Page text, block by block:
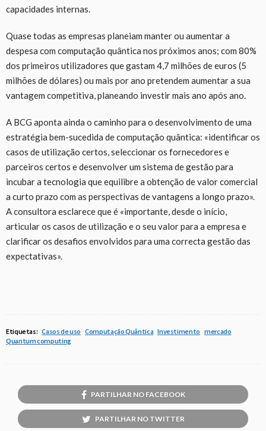
capacidades internas.
Quase todas as empresas planeiam manter ou aumentar a
despesa com computação quântica nos próximos anos; com 80%
dos primeiros utilizadores que gastam 4,7 milhões de euros (5
milhões de dólares) ou mais por ano pretendem aumentar a sua
vantagem competitiva, planeando investir mais ano após ano.
A BCG aponta ainda o caminho para o desenvolvimento de uma
estratégia bem-sucedida de computação quântica: «identificar os
casos de utilização certos, seleccionar os fornecedores e
parceiros certos e desenvolver um sistema de gestão para
incubar a tecnologia que equilibre a obtenção de valor comercial
a curto prazo com as perspectivas de vantagens a longo prazo».
A consultora esclarece que é «importante, desde o início,
articular os casos de utilização e o seu valor para a empresa e
clarificar os desafios envolvidos para uma correcta gestão das
expectativas».
Etiquetas: Casos de uso Computação Quântica Investimento mercado
Quantum computing
PARTILHAR NO FACEBOOK
PARTILHAR NO TWITTER